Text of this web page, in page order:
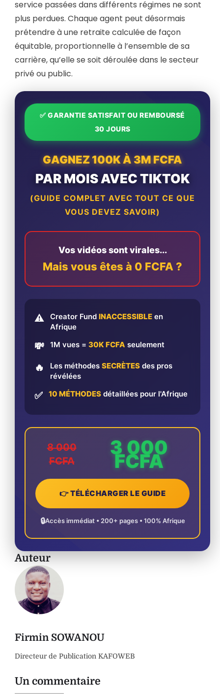
service passées dans différents régimes ne sont
plus perdues. Chaque agent peut désormais
prétendre à une retraite calculée de façon
équitable, proportionnelle à l’ensemble de sa
carrière, qu’elle se soit déroulée dans le secteur
privé ou public.
✅ GARANTIE SATISFAIT OU REMBOURSÉ
30 JOURS
GAGNEZ 100K À 3M FCFA
PAR MOIS AVEC TIKTOK
(GUIDE COMPLET AVEC TOUT CE QUE
VOUS DEVEZ SAVOIR)
Vos vidéos sont virales...
Mais vous êtes à 0 FCFA ?
⚠️ Creator Fund INACCESSIBLE en
Afrique
💸 1M vues = 30K FCFA seulement
🔥 Les méthodes SECRÈTES des pros
révélées
✅ 10 MÉTHODES détaillées pour l'Afrique
8 000
FCFA
3 000
FCFA
👉 TÉLÉCHARGER LE GUIDE
🔒Accès immédiat • 200+ pages • 100% Afrique
Auteur
Firmin SOWANOU
Directeur de Publication KAFOWEB
Un commentaire